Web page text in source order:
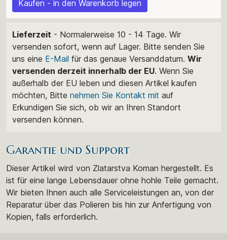
Kaufen - in den Warenkorb legen
Lieferzeit - Normalerweise 10 - 14 Tage. Wir
versenden sofort, wenn auf Lager. Bitte senden Sie
uns eine E-Mail für das genaue Versanddatum. Wir
versenden derzeit innerhalb der EU. Wenn Sie
außerhalb der EU leben und diesen Artikel kaufen
möchten, Bitte nehmen Sie Kontakt mit auf
Erkundigen Sie sich, ob wir an Ihren Standort
versenden können.
Garantie und Support
Dieser Artikel wird von Zlatarstva Koman hergestellt. Es
ist für eine lange Lebensdauer ohne hohle Teile gemacht.
Wir bieten Ihnen auch alle Serviceleistungen an, von der
Reparatur über das Polieren bis hin zur Anfertigung von
Kopien, falls erforderlich.